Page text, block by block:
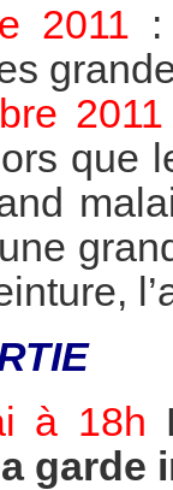
2011
2011
que
à 18h
garde